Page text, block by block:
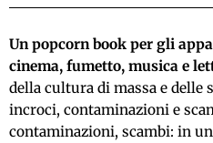
Un popcorn book per gli
cinema, fumetto, musica e
della cultura di massa e delle
incroci, contaminazioni e
contaminazioni, scambi: in